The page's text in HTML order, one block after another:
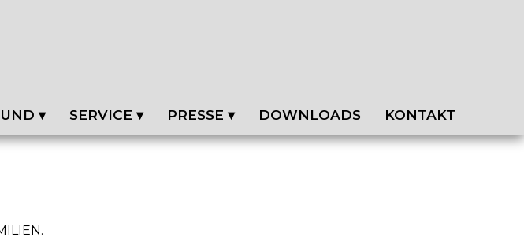
▾ SERVICE ▾ PRESSE ▾ DOWNLOADS KONTAKT